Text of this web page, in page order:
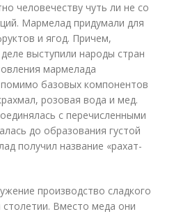
человечеству чуть ли не со
Мармелад придумали для
и ягод. Причем,
выступили народы стран
мармелада
базовых компонентов
розовая вода и мед.
с перечисленными
до образования густой
получил название «рахат-
производство сладкого
Вместо меда они